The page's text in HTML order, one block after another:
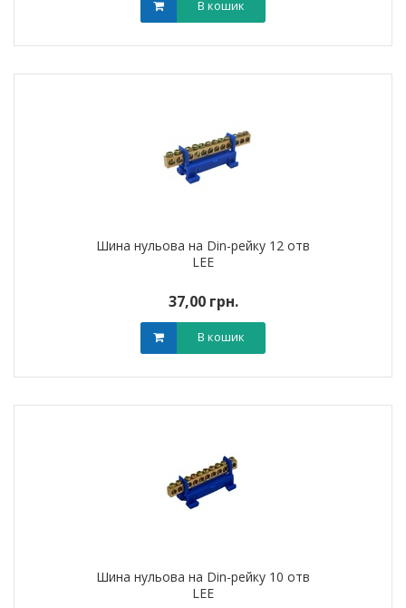
В кошик
Шина нульова на Din-рейку 12 отв
LEE
37,00 грн.
В кошик
Шина нульова на Din-рейку 10 отв
LEE